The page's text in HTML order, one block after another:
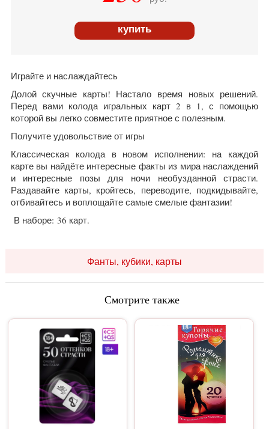
купить
Играйте и наслаждайтесь
Долой скучные карты! Настало время новых решений.
Перед вами колода игральных карт 2 в 1, с помощью
которой вы легко совместите приятное с полезным.
Получите удовольствие от игры
Классическая колода в новом исполнении: на каждой
карте вы найдёте интересные факты из мира наслаждений
и интересные позы для ночи необузданной страсти.
Раздавайте карты, кройтесь, переводите, подкидывайте,
отбивайтесь и воплощайте самые смелые фантазии!
В наборе: 36 карт.
Фанты, кубики, карты
Смотрите также